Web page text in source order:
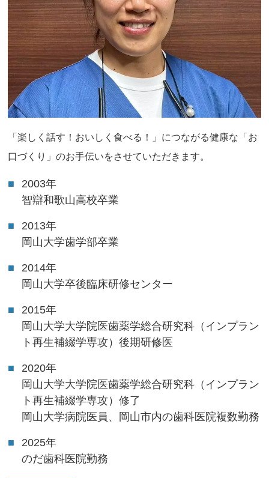
「楽しく話す！おいしく食べる！」につながる健康な「お
口づくり」のお手伝いをさせていただきます。
2003年
智辯和歌山高校卒業
2013年
岡山大学歯学部卒業
2014年
岡山大学卒後臨床研修センター
2015年
岡山大学大学院医歯薬学総合研究科（インプラン
ト再生補綴学専攻）後期研修医
2020年
岡山大学大学院医歯薬学総合研究科（インプラン
ト再生補綴学専攻）修了
岡山大学病院医員、岡山市内の歯科医院複数勤務
2025年
のだ歯科医院勤務